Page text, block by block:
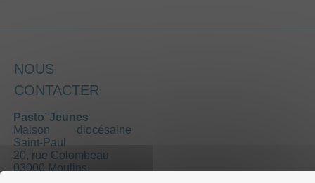
NOUS
CONTACTER
Pasto’ Jeunes
Maison diocésaine
Saint-Paul
20, rue Colombeau
03000 Moulins